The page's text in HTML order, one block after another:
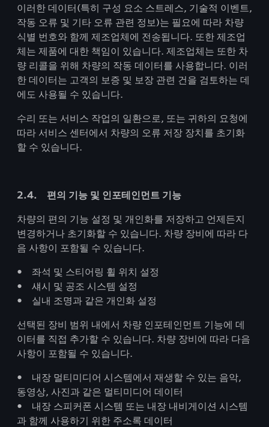
이러한 데이터(특히 구성 요소 스트레스, 기술적 이벤트,
작동 오류 및 기타 오류 관련 정보)는 필요에 따라 차량
식별 번호와 함께 제조업체에 전송됩니다. 또한 제조업
체는 제품에 대한 책임이 있습니다. 제조업체는 또한 차
량 리콜을 위해 차량의 작동 데이터를 사용합니다. 이러
한 데이터는 고객의 보증 및 보장 관련 건을 검토하는 데
에도 사용될 수 있습니다.
수리 또는 서비스 작업의 일환으로, 또는 귀하의 요청에
따라 서비스 센터에서 차량의 오류 저장 장치를 초기화
할 수 있습니다.
2.4. 편의 기능 및 인포테인먼트 기능
차량의 편의 기능 설정 및 개인화를 저장하고 언제든지
변경하거나 초기화할 수 있습니다. 차량 장비에 따라 다
음 사항이 포함될 수 있습니다.
• 좌석 및 스티어링 휠 위치 설정
• 섀시 및 공조 시스템 설정
• 실내 조명과 같은 개인화 설정
선택된 장비 범위 내에서 차량 인포테인먼트 기능에 데
이터를 직접 추가할 수 있습니다. 차량 장비에 따라 다음
사항이 포함될 수 있습니다.
• 내장 멀티미디어 시스템에서 재생할 수 있는 음악,
동영상, 사진과 같은 멀티미디어 데이터
• 내장 스피커폰 시스템 또는 내장 내비게이션 시스템
과 함께 사용하기 위한 주소록 데이터